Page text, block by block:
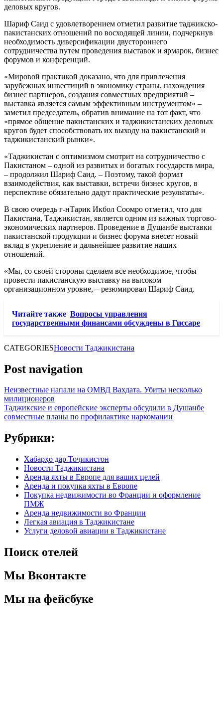
деловых кругов.
Шариф Саид с удовлетворением отметил развитие таджикско-
пакистанских отношений по восходящей линии, подчеркнув
необходимость диверсификации двустороннего
сотрудничества путем проведения выставок и ярмарок, бизнес
форумов и конференций.
«Мировой практикой доказано, что для привлечения
зарубежных инвестиций в экономику страны, нахождения
бизнес партнеров, создания совместных предприятий –
выставка является самым эффективным инструментом» –
заметил председатель, обратив внимание на тот факт, что
«прямое общение пакистанских и таджикистанских деловых
кругов будет способствовать их выходу на пакистанский и
таджикистанский рынки».
«Таджикистан с оптимизмом смотрит на сотрудничество с
Пакистаном – одной из развитых и богатых государств мира,
– продолжил Шариф Саид. – Поэтому, такой формат
взаимодействия, как выставки, встречи бизнес кругов, в
перспективе обязательно дадут практические результаты».
В свою очередь г-нТарик Икбол Соомро отметил, что для
Пакистана, Таджикистан, является одним из важных торгово-
экономических партнеров. Проведение в Душанбе выставки
пакистанской продукции и бизнес форума внесет новый
вклад в укрепление и дальнейшее развитие наших
отношений.
«Мы, со своей стороны сделаем все необходимое, чтобы
провести пакистанскую выставку на высоком
организационном уровне, – резюмировал Шариф Саид.
Читайте также Вопросы управления
государственными финансами обсуждены в Гиссаре
CATEGORIESНовости Таджикистана
Post navigation
Неизвестные напали на ОМВД Вахдата. Убиты несколько
милиционеров
Таджикские и европейские эксперты обсудили в Душанбе
совместные планы по профилактике наркомании
Рубрики:
Хабарҳо дар Тоҷикистон
Новости Таджикистана
Аренда яхты в Европе для ваших целей
Аренда и покупка яхты в Европе
Покупка недвижимости во Франции и оформление
ПМЖ
Аренда недвижимости во Франции
Легкая авиация в Таджикистане
Услуги деловой авиации в Таджикистане
Поиск отелей
Мы Вконтакте
Мы на фейсбуке